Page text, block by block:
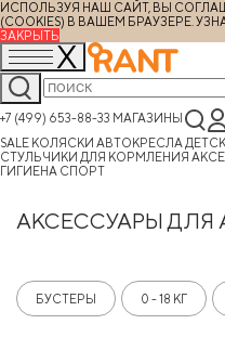
ИСПОЛЬЗУЯ НАШ САЙТ, ВЫ
(COOKIES) В ВАШЕМ БРАУЗЕРЕ.
ЗАКРЫТЬ
+7 (499) 653-88-33 МАГАЗИНЫ
SALE КОЛЯСКИ АВТОКРЕСЛА
СТУЛЬЧИКИ ДЛЯ КОРМЛЕНИЯ
ГИГИЕНА СПОРТ
АКСЕССУАРЫ ДЛЯ
БУСТЕРЫ 0 - 18 КГ